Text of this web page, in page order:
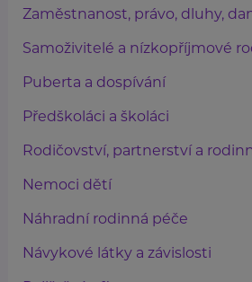
Zaměstnanost, právo, dluhy,
Samoživitelé a nízkopříjmové
Puberta a dospívání
Předškoláci a školáci
Rodičovství, partnerství a
Nemoci dětí
Náhradní rodinná péče
Návykové látky a závislosti